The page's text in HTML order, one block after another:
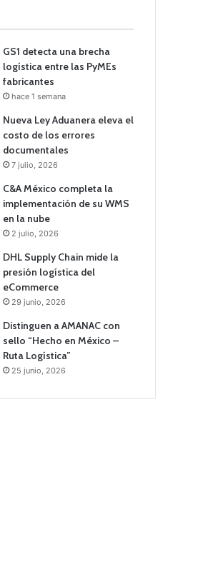
GS1 detecta una brecha
logística entre las PyMEs
fabricantes
hace 1 semana
Nueva Ley Aduanera eleva el
costo de los errores
documentales
7 julio, 2026
C&A México completa la
implementación de su WMS
en la nube
2 julio, 2026
DHL Supply Chain mide la
presión logística del
eCommerce
29 junio, 2026
Distinguen a AMANAC con
sello “Hecho en México –
Ruta Logística”
25 junio, 2026